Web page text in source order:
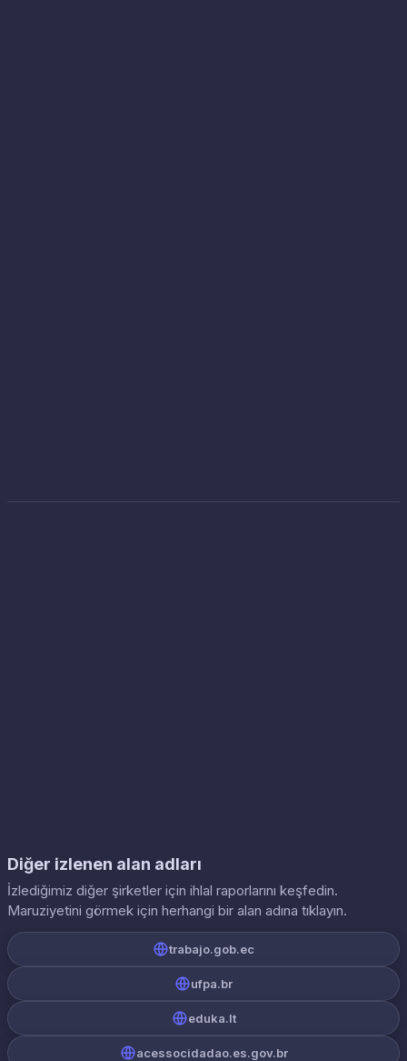
Diğer izlenen alan adları
İzlediğimiz diğer şirketler için ihlal raporlarını keşfedin.
Maruziyetini görmek için herhangi bir alan adına tıklayın.
trabajo.gob.ec
ufpa.br
eduka.lt
acessocidadao.es.gov.br